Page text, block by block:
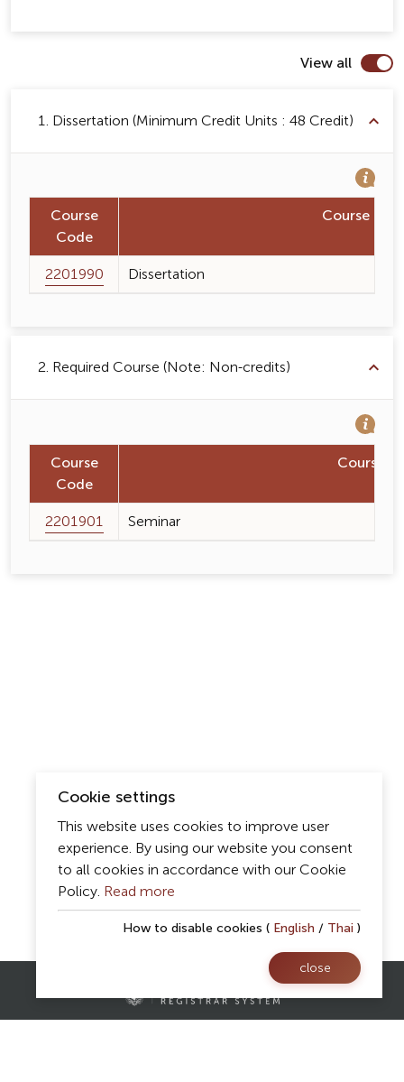
View all
1. Dissertation (Minimum Credit Units : 48 Credit)
Course
Code
Course
2201990 Dissertation
2. Required Course (Note: Non-credits)
Course
Code
Course
2201901 Seminar
Cookie settings
This website uses cookies to improve user
experience. By using our website you consent
to all cookies in accordance with our Cookie
Policy. Read more
How to disable cookies ( English / Thai)
close